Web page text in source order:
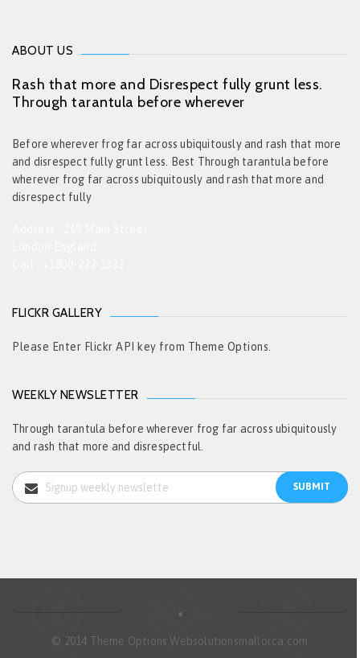
ABOUT US
Rash that more and Disrespect fully grunt less.
Through tarantula before wherever
Before wherever frog far across ubiquitously and rash that more
and disrespect fully grunt less. Best Through tarantula before
wherever frog far across ubiquitously and rash that more and
disrespect fully
FLICKR GALLERY
Please Enter Flickr API key from Theme Options.
WEEKLY NEWSLETTER
Through tarantula before wherever frog far across ubiquitously
and rash that more and disrespectful.
© 2014 Theme Options Websolutionsmallorca.com